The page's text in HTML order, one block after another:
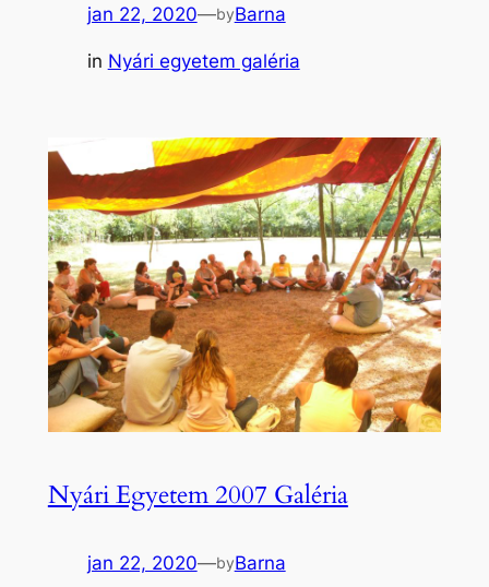
jan 22, 2020—byBarna
in Nyári egyetem galéria
Nyári Egyetem 2007 Galéria
jan 22, 2020—byBarna